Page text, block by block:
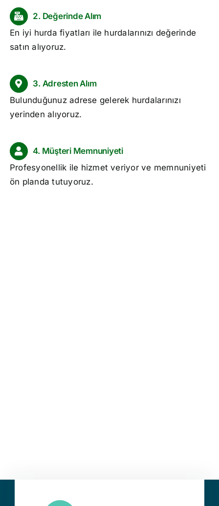
2. Değerinde Alım
En iyi hurda fiyatları ile hurdalarınızı değerinde
satın alıyoruz.
3. Adresten Alım
Bulunduğunuz adrese gelerek hurdalarınızı
yerinden alıyoruz.
4. Müşteri Memnuniyeti
Profesyonellik ile hizmet veriyor ve memnuniyeti
ön planda tutuyoruz.